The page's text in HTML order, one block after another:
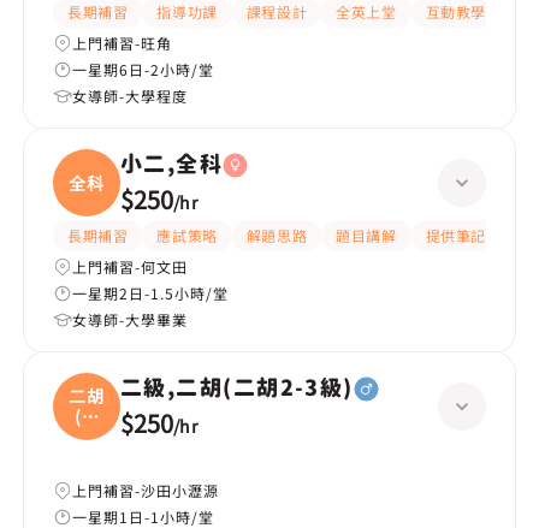
長期補習 指導功課 課程設計 全英上堂 互動教學
上門補習-旺角
一星期6日-2小時/堂
女導師-大學程度
全科
小二,全科
$250/hr
長期補習 應試策略 解題思路 題目講解 提供筆記
上門補習-何文田
一星期2日-1.5小時/堂
女導師-大學畢業
二胡
(二
胡
二級,二胡(二胡2-3級)
$250/hr
上門補習-沙田小瀝源
一星期1日-1小時/堂